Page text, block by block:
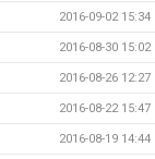
2016-09-02 15:34
2016-08-30 15:02
2016-08-26 12:27
2016-08-22 15:47
2016-08-19 14:44